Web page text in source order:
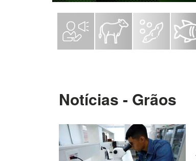
Notícias - Grãos